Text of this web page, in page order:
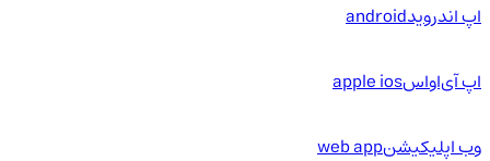
اپ اندرویدandroid
اپ آی‌او‌اسapple ios
وب اپلیکیشنweb app